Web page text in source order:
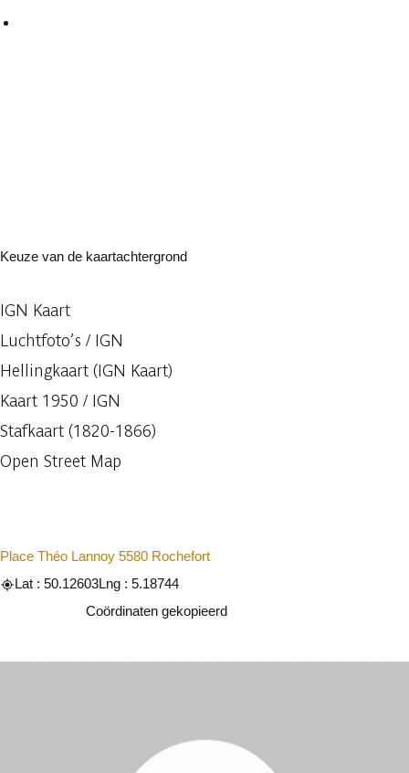
Keuze van de kaartachtergrond
IGN Kaart
Luchtfoto’s / IGN
Hellingkaart (IGN Kaart)
Kaart 1950 / IGN
Stafkaart (1820-1866)
Open Street Map
Place Théo Lannoy 5580 Rochefort
Lat : 50.12603Lng : 5.18744
Coördinaten gekopieerd